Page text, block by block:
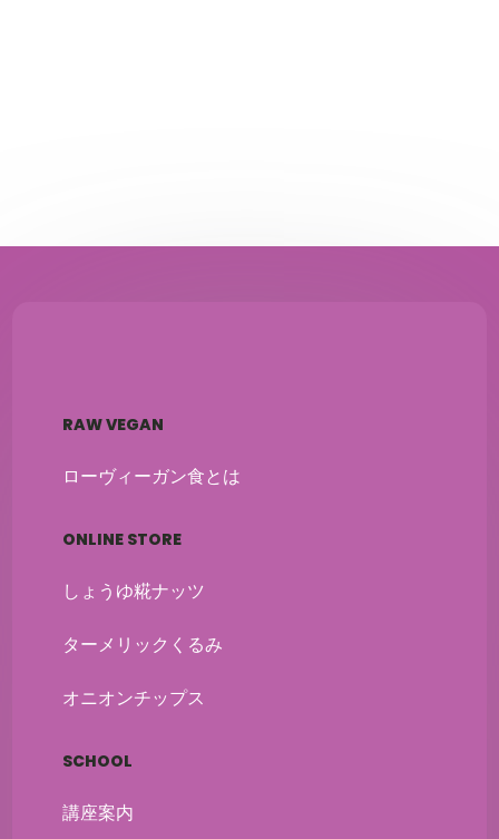
RAW VEGAN
ローヴィーガン食とは
ONLINE STORE
しょうゆ糀ナッツ
ターメリックくるみ
オニオンチップス
SCHOOL
講座案内